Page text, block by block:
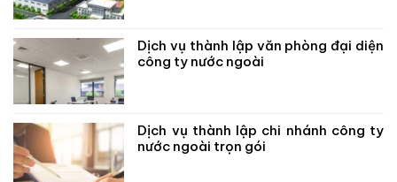
Dịch vụ thành lập văn phòng đại diện
công ty nước ngoài
Dịch vụ thành lập chi nhánh công ty
nước ngoài trọn gói